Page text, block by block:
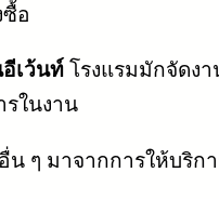
อ
เว้นท์ โรงแรมมักจัดง
รในงาน
น ๆ มาจากการให้บริก